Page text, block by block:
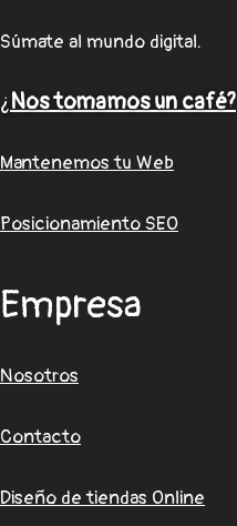
Súmate al mundo digital.
¿ Nos tomamos un café?
Mantenemos tu Web
Posicionamiento SEO
Empresa
Nosotros
Contacto
Diseño de tiendas Online